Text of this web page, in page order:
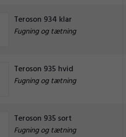
Teroson 934 klar
Fugning og tætning
Teroson 935 hvid
Fugning og tætning
Teroson 935 sort
Fugning og tætning